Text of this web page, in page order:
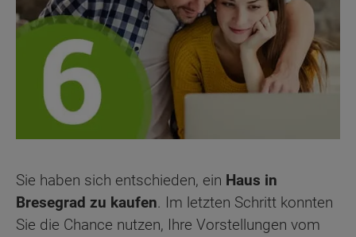
Sie haben sich entschieden, ein Haus in
Bresegrad zu kaufen. Im letzten Schritt konnten
Sie die Chance nutzen, Ihre Vorstellungen vom